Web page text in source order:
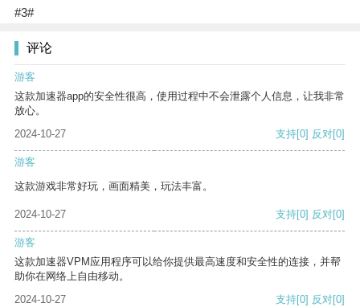
#3#
评论
游客
这款加速器app的安全性很高，使用过程中不会泄露个人信息，让我非常
放心。
2024-10-27
支持[0] 反对[0]
游客
这款游戏非常好玩，画面精美，玩法丰富。
2024-10-27 支持[0] 反对[0]
游客
这款加速器VPM应用程序可以给你提供最高速度和安全性的连接，并帮
助你在网络上自由移动。
2024-10-27
支持[0] 反对[0]